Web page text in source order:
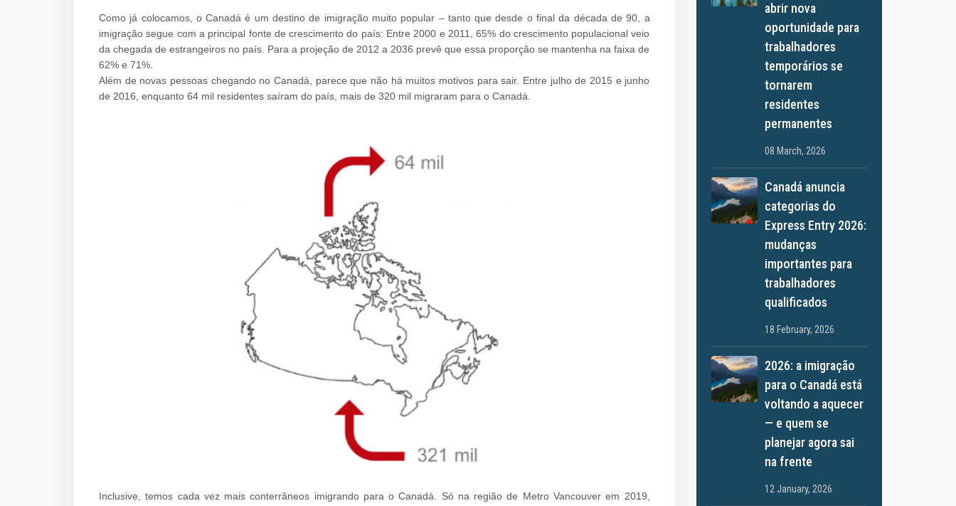
Como já colocamos, o Canadá é um destino de imigração muito popular – tanto que desde o final da década de 90, a
imigração segue com a principal fonte de crescimento do país: Entre 2000 e 2011, 65% do crescimento populacional veio
da chegada de estrangeiros no país. Para a projeção de 2012 a 2036 prevê que essa proporção se mantenha na faixa de
62% e 71%.
Além de novas pessoas chegando no Canadá, parece que não há muitos motivos para sair. Entre julho de 2015 e junho
de 2016, enquanto 64 mil residentes saíram do país, mais de 320 mil migraram para o Canadá.
Inclusive, temos cada vez mais conterrâneos imigrando para o Canadá. Só na região de Metro Vancouver em 2019,
abrir nova
oportunidade para
trabalhadores
temporários se
tornarem
residentes
permanentes
08 March, 2026
Canadá anuncia
categorias do
Express Entry 2026:
mudanças
importantes para
trabalhadores
qualificados
18 February, 2026
2026: a imigração
para o Canadá está
voltando a aquecer
— e quem se
planejar agora sai
na frente
12 January, 2026